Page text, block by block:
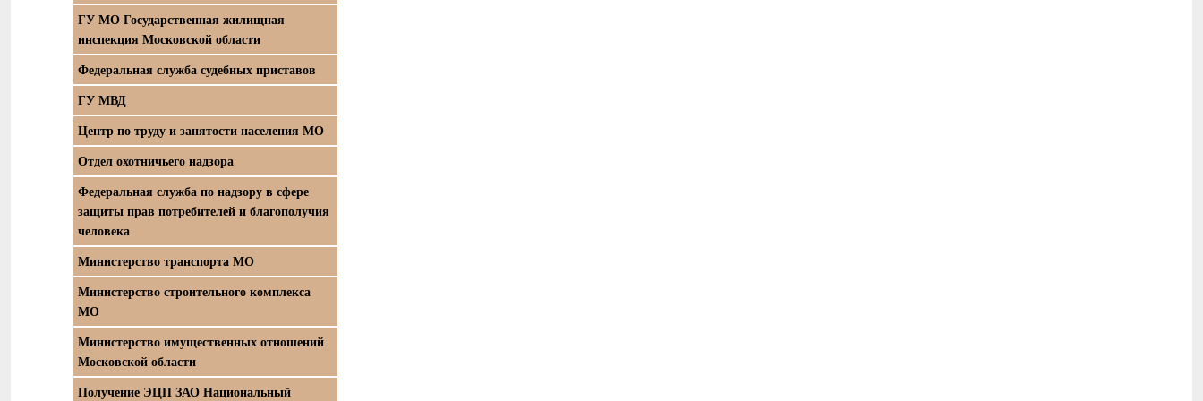
ГУ МО Государственная жилищная
инспекция Московской области
Федеральная служба судебных приставов
ГУ МВД
Центр по труду и занятости населения МО
Отдел охотничьего надзора
Федеральная служба по надзору в сфере
защиты прав потребителей и благополучия
человека
Министерство транспорта МО
Министерство строительного комплекса
МО
Министерство имущественных отношений
Московской области
Получение ЭЦП ЗАО Национальный